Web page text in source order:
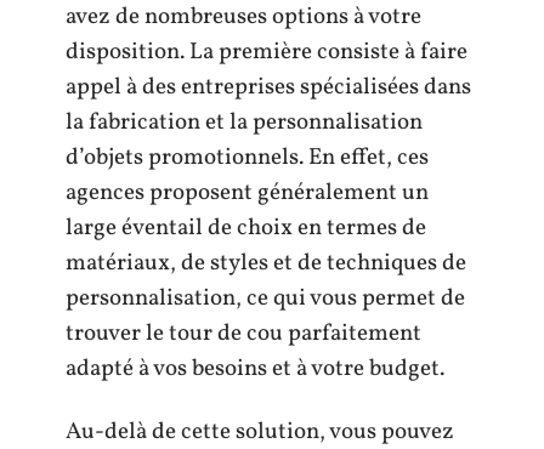
avez de nombreuses options à votre
disposition. La première consiste à faire
appel à des entreprises spécialisées dans
la fabrication et la personnalisation
d’objets promotionnels. En effet, ces
agences proposent généralement un
large éventail de choix en termes de
matériaux, de styles et de techniques de
personnalisation, ce qui vous permet de
trouver le tour de cou parfaitement
adapté à vos besoins et à votre budget.
Au-delà de cette solution, vous pouvez